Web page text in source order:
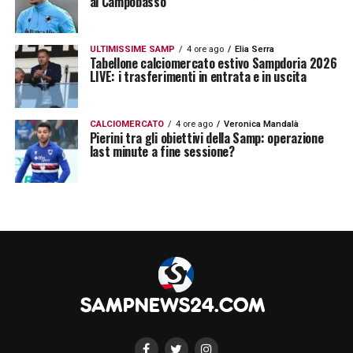
LE ULTIME NOTIZIE SULLA SAMPDORIA
LA PLAYLIST DELLE NOSTRE TOP NEWS
ULTIMISSIME SAMP 4 ore ago Elia Serra
Tabellone calciomercato estivo Sampdoria 2026
LIVE: i trasferimenti in entrata e in uscita
CALCIOMERCATO 4 ore ago Veronica Mandalà
Pierini tra gli obiettivi della Samp: operazione
last minute a fine sessione?